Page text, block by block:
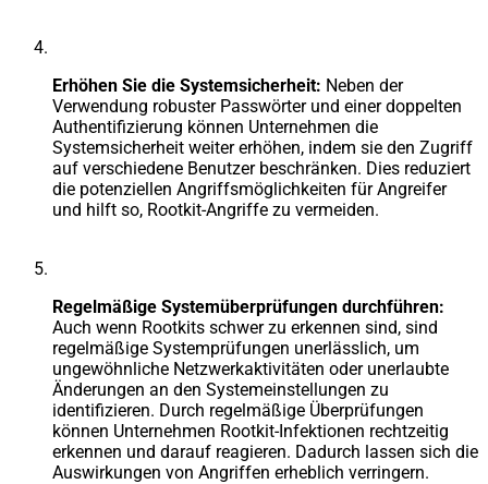
Erhöhen Sie die Systemsicherheit: Neben der
Verwendung robuster Passwörter und einer doppelten
Authentifizierung können Unternehmen die
Systemsicherheit weiter erhöhen, indem sie den Zugriff
auf verschiedene Benutzer beschränken. Dies reduziert
die potenziellen Angriffsmöglichkeiten für Angreifer
und hilft so, Rootkit-Angriffe zu vermeiden.
Regelmäßige Systemüberprüfungen durchführen:
Auch wenn Rootkits schwer zu erkennen sind, sind
regelmäßige Systemprüfungen unerlässlich, um
ungewöhnliche Netzwerkaktivitäten oder unerlaubte
Änderungen an den Systemeinstellungen zu
identifizieren. Durch regelmäßige Überprüfungen
können Unternehmen Rootkit-Infektionen rechtzeitig
erkennen und darauf reagieren. Dadurch lassen sich die
Auswirkungen von Angriffen erheblich verringern.